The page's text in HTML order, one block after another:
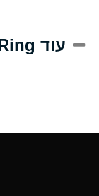
עוד O-Ring אורינגים מאותו החומר